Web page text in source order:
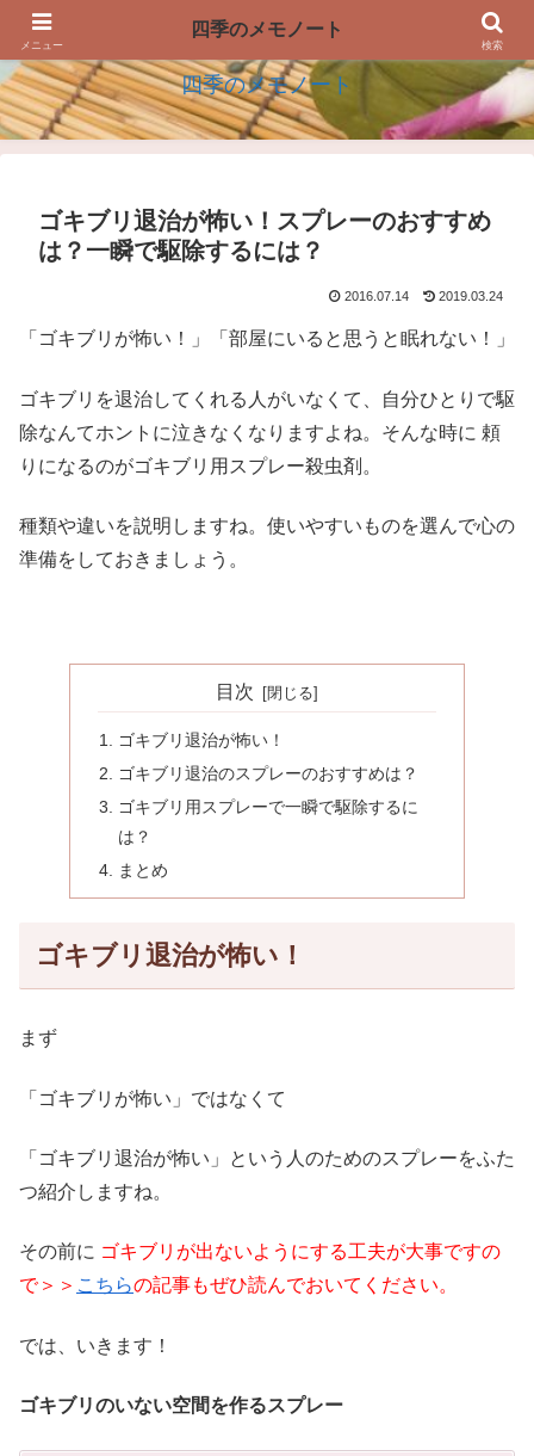
四季の生活を楽しむアイデアのメモノート
四季のメモノート
ゴキブリ退治が怖い！スプレーのおすすめ
は？一瞬で駆除するには？
2016.07.14 2019.03.24
「ゴキブリが怖い！」「部屋にいると思うと眠れない！」
ゴキブリを退治してくれる人がいなくて、自分ひとりで駆
除なんてホントに泣きなくなりますよね。そんな時に 頼
りになるのがゴキブリ用スプレー殺虫剤。
種類や違いを説明しますね。使いやすいものを選んで心の
準備をしておきましょう。
目次
ゴキブリ退治が怖い！
ゴキブリ退治のスプレーのおすすめは？
ゴキブリ用スプレーで一瞬で駆除するに
は？
まとめ
ゴキブリ退治が怖い！
まず
「ゴキブリが怖い」ではなくて
「ゴキブリ退治が怖い」という人のためのスプレーをふた
つ紹介しますね。
その前に ゴキブリが出ないようにする工夫が大事ですの
で＞＞ こちらの記事もぜひ読んでおいてください。
では、いきます！
ゴキブリのいない空間を作るスプレー
メニュー
四季のメモノート
検索